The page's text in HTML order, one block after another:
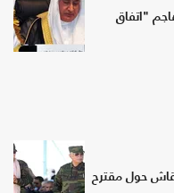
"اتفاق
حول مقترح